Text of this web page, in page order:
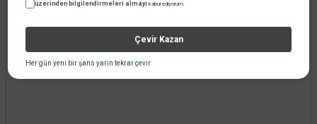
üzerinden bilgilendirmeleri almayı kabul ediyorum.
Çevir Kazan
Her gün yeni bir şans yarın tekrar çevir